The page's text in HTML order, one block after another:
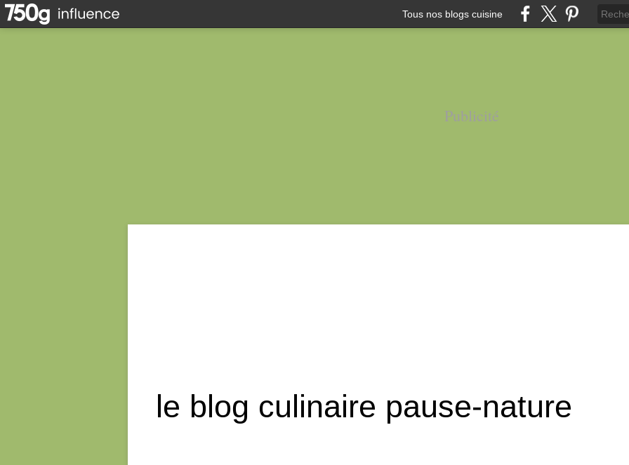
Tous nos blogs cuisine
Publicité
le blog culinaire pause-nature